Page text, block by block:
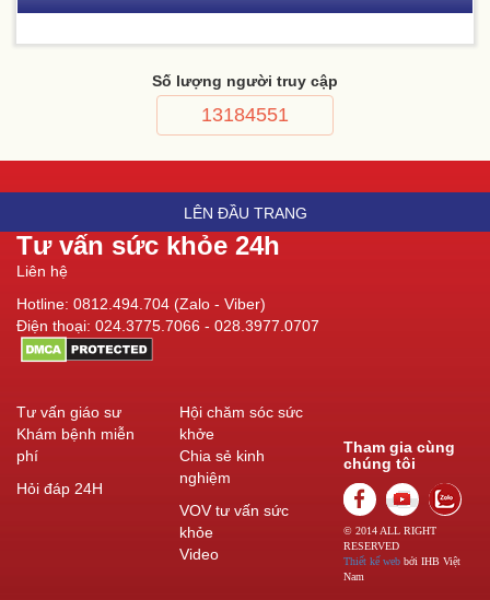
Số lượng người truy cập
13184551
LÊN ĐẦU TRANG
Tư vấn sức khỏe 24h
Liên hệ
Hotline: 0812.494.704 (Zalo - Viber)
Điện thoại: 024.3775.7066 - 028.3977.0707
Tư vấn giáo sư
Khám bệnh miễn
phí
Hỏi đáp 24H
Hội chăm sóc sức
khởe
Chia sẻ kinh
nghiệm
VOV tư vấn sức
khỏe
Video
Tham gia cùng
chúng tôi
© 2014 ALL RIGHT
RESERVED
Thiết kế webbởi IHB Việt
Nam